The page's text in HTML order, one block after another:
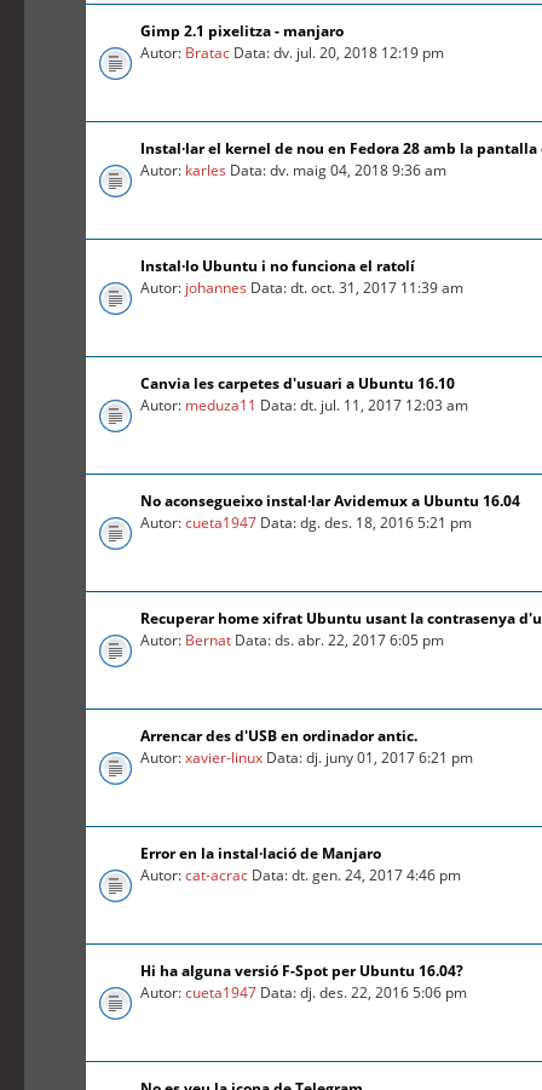
Gimp 2.1 pixelitza - manjaro
Autor: Bratac Data: dv. jul. 20, 2018 12:19 pm
Instal·lar el kernel de nou en Fedora 28 amb la pantalla
Autor: karles Data: dv. maig 04, 2018 9:36 am
Instal·lo Ubuntu i no funciona el ratolí
Autor: johannes Data: dt. oct. 31, 2017 11:39 am
Canvia les carpetes d'usuari a Ubuntu 16.10
Autor: meduza11 Data: dt. jul. 11, 2017 12:03 am
No aconsegueixo instal·lar Avidemux a Ubuntu 16.04
Autor:cueta1947 Data: dg. des. 18, 2016 5:21 pm
Recuperar home xifrat Ubuntu usant la contrasenya
Autor: Bernat Data: ds. abr. 22, 2017 6:05 pm
Arrencar des d'USB en ordinador antic.
Autor:xavier-linux Data: dj. juny 01, 2017 6:21 pm
Error en la instal·lació de Manjaro
Autor:cat-acrac Data: dt. gen. 24, 2017 4:46 pm
Hi ha alguna versió F-Spot per Ubuntu 16.04?
Autor:cueta1947 Data: dj. des. 22, 2016 5:06 pm